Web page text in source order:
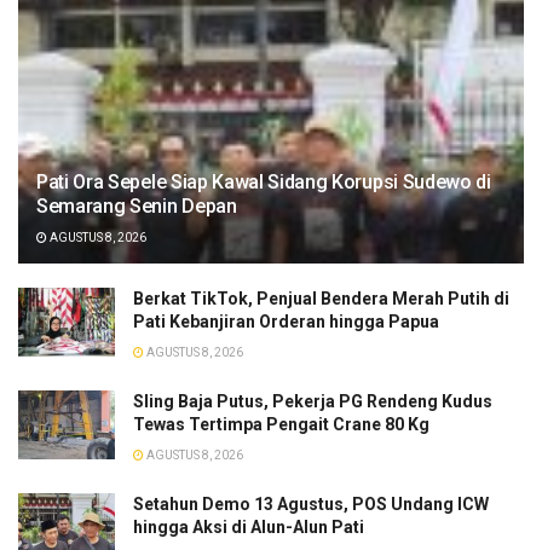
Pati Ora Sepele Siap Kawal Sidang Korupsi Sudewo di
Semarang Senin Depan
AGUSTUS 8, 2026
​Berkat TikTok, Penjual Bendera Merah Putih di
Pati Kebanjiran Orderan hingga Papua
AGUSTUS 8, 2026
Sling Baja Putus, Pekerja PG Rendeng Kudus
Tewas Tertimpa Pengait Crane 80 Kg
AGUSTUS 8, 2026
Setahun Demo 13 Agustus, POS Undang ICW
hingga Aksi di Alun-Alun Pati